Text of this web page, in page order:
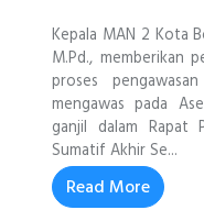
Kepala MAN 2 Kota
M.Pd., memberikan
proses
mengawas pada
ganjil dalam Rapat
Sumatif Akhir Se...
Read More